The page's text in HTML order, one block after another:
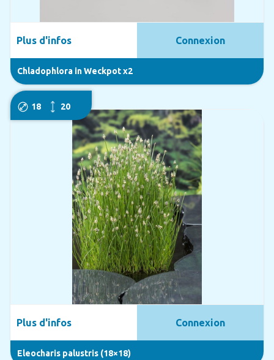
Chladophlora in Weckpot x2
Plus d'infos Connexion
18 20
Eleocharis palustris (18×18)
Plus d'infos Connexion